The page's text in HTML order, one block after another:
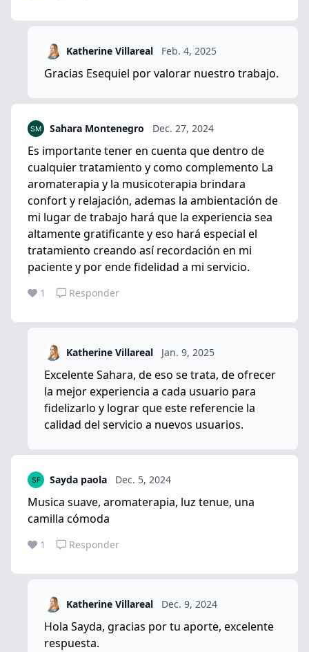
Katherine Villareal Feb. 4, 2025
Gracias Esequiel por valorar nuestro trabajo.
Sahara Montenegro Dec. 27, 2024
Es importante tener en cuenta que dentro de
cualquier tratamiento y como complemento La
aromaterapia y la musicoterapia brindara
confort y relajación, ademas la ambientación de
mi lugar de trabajo hará que la experiencia sea
altamente gratificante y eso hará especial el
tratamiento creando así recordación en mi
paciente y por ende fidelidad a mi servicio.
1 Responder
Katherine Villareal Jan. 9, 2025
Excelente Sahara, de eso se trata, de ofrecer
la mejor experiencia a cada usuario para
fidelizarlo y lograr que este referencie la
calidad del servicio a nuevos usuarios.
Sayda paola Dec. 5, 2024
Musica suave, aromaterapia, luz tenue, una
camilla cómoda
1 Responder
Katherine Villareal Dec. 9, 2024
Hola Sayda, gracias por tu aporte, excelente
respuesta.